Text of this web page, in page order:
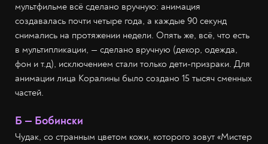
мультфильме всё сделано вручную: анимация
создавалась почти четыре года, а каждые 90 секунд
снимались на протяжении недели. Опять же, всё, что есть
в мультипликации, — сделано вручную (декор, одежда,
фон и т.д), исключением стали только дети-призраки. Для
анимации лица Коралины было создано 15 тысяч сменных
частей.
Б — Бобински
Чудак, со странным цветом кожи, которого зовут «Мистер